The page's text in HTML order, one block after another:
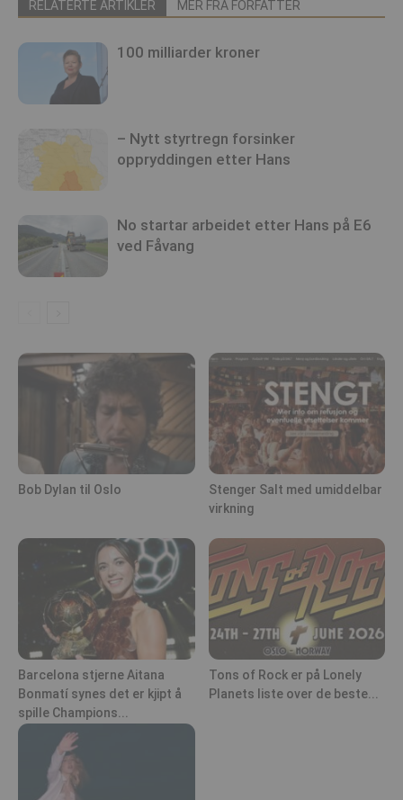
RELATERTE ARTIKLER MER FRA FORFATTER
100 milliarder kroner
– Nytt styrtregn forsinker
oppryddingen etter Hans
No startar arbeidet etter Hans på E6
ved Fåvang
Bob Dylan til Oslo
Stenger Salt med umiddelbar
virkning
Barcelona stjerne Aitana
Bonmatí synes det er kjipt å
spille Champions...
Tons of Rock er på Lonely
Planets liste over de beste...